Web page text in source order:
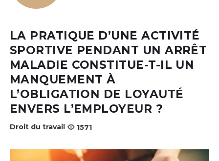
LA PRATIQUE D’UNE ACTIVITÉ
SPORTIVE PENDANT UN ARRÊT
MALADIE CONSTITUE-T-IL UN
MANQUEMENT À
L’OBLIGATION DE LOYAUTÉ
ENVERS L’EMPLOYEUR ?
Droit du travail 1571